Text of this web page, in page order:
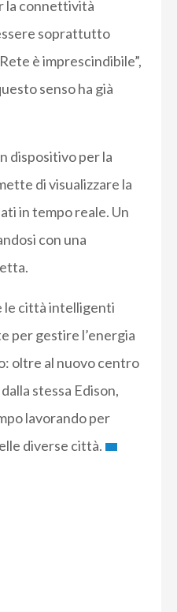
la connettività
soprattutto
è imprescindibile”,
senso ha già
dispositivo per la
di visualizzare la
in tempo reale. Un
con una
le città intelligenti
per gestire l’energia
oltre al nuovo centro
stessa Edison,
lavorando per
diverse città.